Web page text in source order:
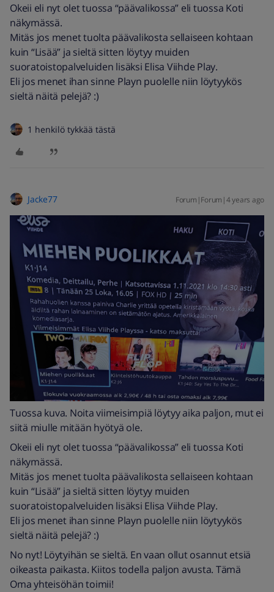
Okeii eli nyt olet tuossa “päävalikossa” eli tuossa Koti
näkymässä.
Mitäs jos menet tuolta päävalikosta sellaiseen kohtaan
kuin “Lisää” ja sieltä sitten löytyy muiden
suoratoistopalveluiden lisäksi Elisa Viihde Play.
Eli jos menet ihan sinne Playn puolelle niin löytyykös
sieltä näitä pelejä? :)
1 henkilö tykkää tästä
Jacke77 Forum|Forum|4 years ago
Tuossa kuva. Noita viimeisimpiä löytyy aika paljon, mut ei
siitä miulle mitään hyötyä ole.
Okeii eli nyt olet tuossa “päävalikossa” eli tuossa Koti
näkymässä.
Mitäs jos menet tuolta päävalikosta sellaiseen kohtaan
kuin “Lisää” ja sieltä sitten löytyy muiden
suoratoistopalveluiden lisäksi Elisa Viihde Play.
Eli jos menet ihan sinne Playn puolelle niin löytyykös
sieltä näitä pelejä? :)
No nyt! Löytyihän se sieltä. En vaan ollut osannut etsiä
oikeasta paikasta. Kiitos todella paljon avusta. Tämä
Oma yhteisöhän toimii!